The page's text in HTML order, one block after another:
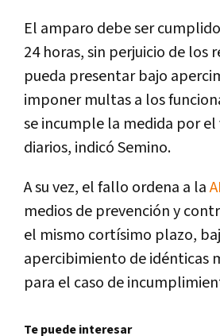
El amparo debe ser
24 horas, sin perjuicio de los
pueda presentar bajo
imponer multas a los
se incumple la medida por el
diarios, indicó Semino.
A su vez, el fallo ordena a la
medios de prevención y
el mismo cortísimo plazo,
apercibimiento de idénticas
para el caso de
Te puede interesar